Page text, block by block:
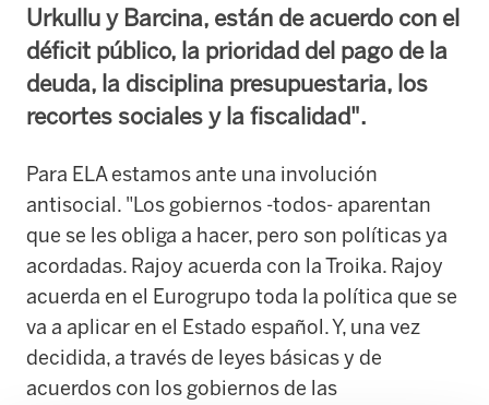
Urkullu y Barcina, están de acuerdo con el
déficit público, la prioridad del pago de la
deuda, la disciplina presupuestaria, los
recortes sociales y la fiscalidad".
Para ELA estamos ante una involución
antisocial. "Los gobiernos -todos- aparentan
que se les obliga a hacer, pero son políticas ya
acordadas. Rajoy acuerda con la Troika. Rajoy
acuerda en el Eurogrupo toda la política que se
va a aplicar en el Estado español. Y, una vez
decidida, a través de leyes básicas y de
acuerdos con los gobiernos de las